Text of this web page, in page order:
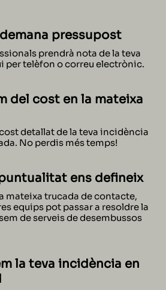
pressupost
prendrà nota de la teva
per telèfon o correu electrònic.
del cost en la mateixa
detallat de la teva incidència
No perdis més temps!
ens defineix
mateixa trucada de contacte,
equips pot passar a resoldre la
de serveis de desembussos
la teva incidència en